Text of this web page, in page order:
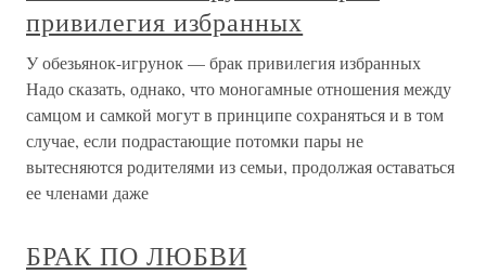
привилегия избранных
У обезьянок-игрунок — брак привилегия избранных
Надо сказать, однако, что моногамные отношения между
самцом и самкой могут в принципе сохраняться и в том
случае, если подрастающие потомки пары не
вытесняются родителями из семьи, продолжая оставаться
ее членами даже
БРАК ПО ЛЮБВИ